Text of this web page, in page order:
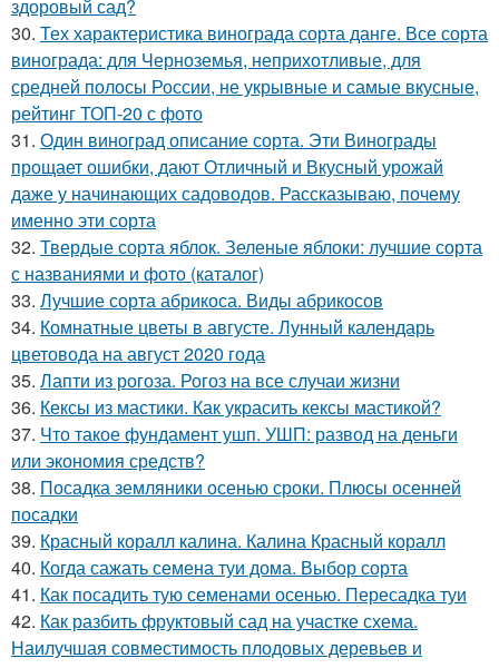
здоровый сад?
30. Тех характеристика винограда сорта данге. Все сорта
винограда: для Черноземья, неприхотливые, для
средней полосы России, не укрывные и самые вкусные,
рейтинг ТОП-20 с фото
31. Один виноград описание сорта. Эти Винограды
прощает ошибки, дают Отличный и Вкусный урожай
даже у начинающих садоводов. Рассказываю, почему
именно эти сорта
32. Твердые сорта яблок. Зеленые яблоки: лучшие сорта
с названиями и фото (каталог)
33. Лучшие сорта абрикоса. Виды абрикосов
34. Комнатные цветы в августе. Лунный календарь
цветовода на август 2020 года
35. Лапти из рогоза. Рогоз на все случаи жизни
36. Кексы из мастики. Как украсить кексы мастикой?
37. Что такое фундамент ушп. УШП: развод на деньги
или экономия средств?
38. Посадка земляники осенью сроки. Плюсы осенней
посадки
39. Красный коралл калина. Калина Красный коралл
40. Когда сажать семена туи дома. Выбор сорта
41. Как посадить тую семенами осенью. Пересадка туи
42. Как разбить фруктовый сад на участке схема.
Наилучшая совместимость плодовых деревьев и